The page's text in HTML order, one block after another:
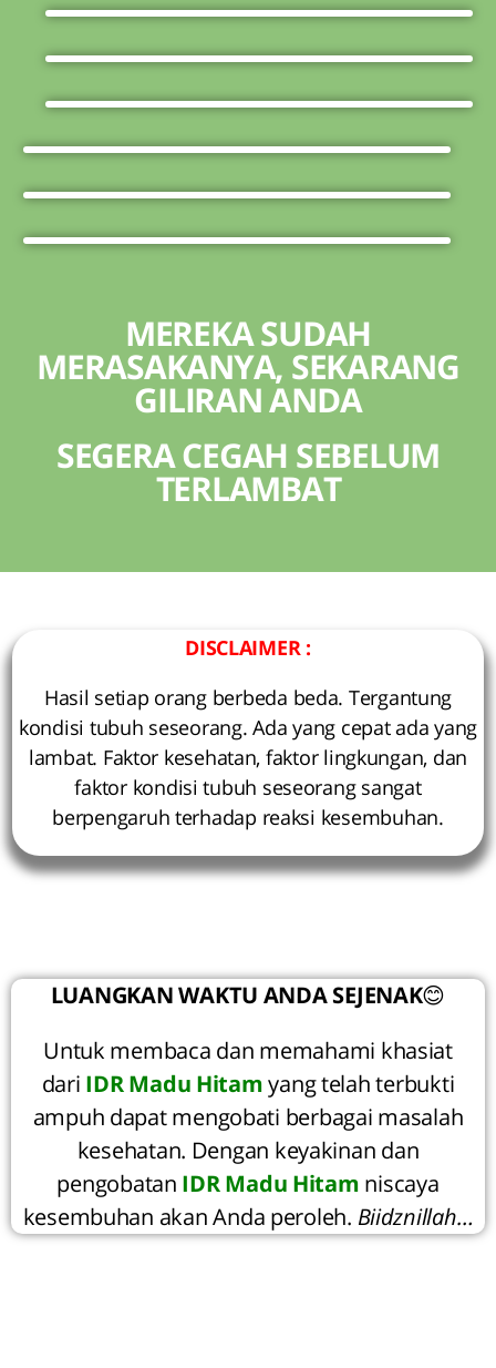
MEREKA SUDAH
MERASAKANYA, SEKARANG
GILIRAN ANDA
SEGERA CEGAH SEBELUM
TERLAMBAT
DISCLAIMER :
Hasil setiap orang berbeda beda. Tergantung
kondisi tubuh seseorang. Ada yang cepat ada yang
lambat. Faktor kesehatan, faktor lingkungan, dan
faktor kondisi tubuh seseorang sangat
berpengaruh terhadap reaksi kesembuhan.
LUANGKAN WAKTU ANDA SEJENAK😊
Untuk membaca dan memahami khasiat
dari IDR Madu Hitamyang telah terbukti
ampuh dapat mengobati berbagai masalah
kesehatan. Dengan keyakinan dan
pengobatan IDR Madu Hitam niscaya
kesembuhan akan Anda peroleh. Biidznillah…